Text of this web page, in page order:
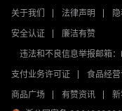
关于我们
法律声明
安全认证
廉洁有赞
违法和不良信息举报邮箱
支付业务许可证
食品经
商品广场
有赞资讯